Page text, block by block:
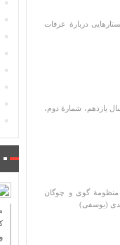
پژوهش های متن شناسی؛ دورۀ جدید، سال دوازدهم، ضمیمۀ ۳۵، سال ۱۳۹۳؛ جستارهایی دربارۀ عرفات
یازدهم، شمارۀ دوم،
ویژۀ پژوهش های متن شناسی؛ دورۀ جدید، سال دوازدهم، ضمیمۀ ۳۴، سال ۱۳۹۳؛ منظومۀ گوی و چوگان